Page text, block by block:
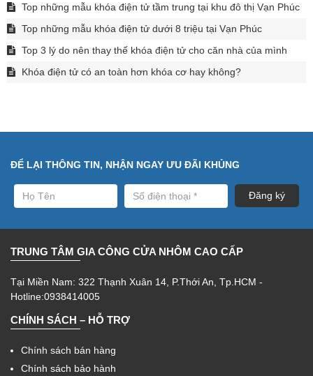
Top những mẫu khóa điện tử tầm trung tại khu đô thị Vạn Phúc
Top những mẫu khóa điện tử dưới 8 triệu tại Vạn Phúc
Top 3 lý do nên thay thế khóa điện tử cho căn nhà của mình
Khóa điện tử có an toàn hơn khóa cơ hay không?
ĐỂ LẠI THÔNG TIN, NHẬN NGAY ƯU ĐÃI KHỦNG
TRUNG TÂM GIA CÔNG CỬA NHÔM CAO CẤP
Tại Miền Nam: 322 Thạnh Xuân 14, P.Thới An, Tp.HCM -
Hotline:0938414005
CHÍNH SÁCH – HỖ TRỢ
Chính sách bán hàng
Chính sách bảo hành